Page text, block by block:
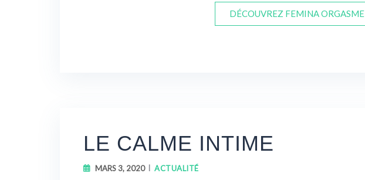
DÉCOUVREZ FEMINA ORGASME
LE CALME INTIME
MARS 3, 2020 ACTUALITÉ